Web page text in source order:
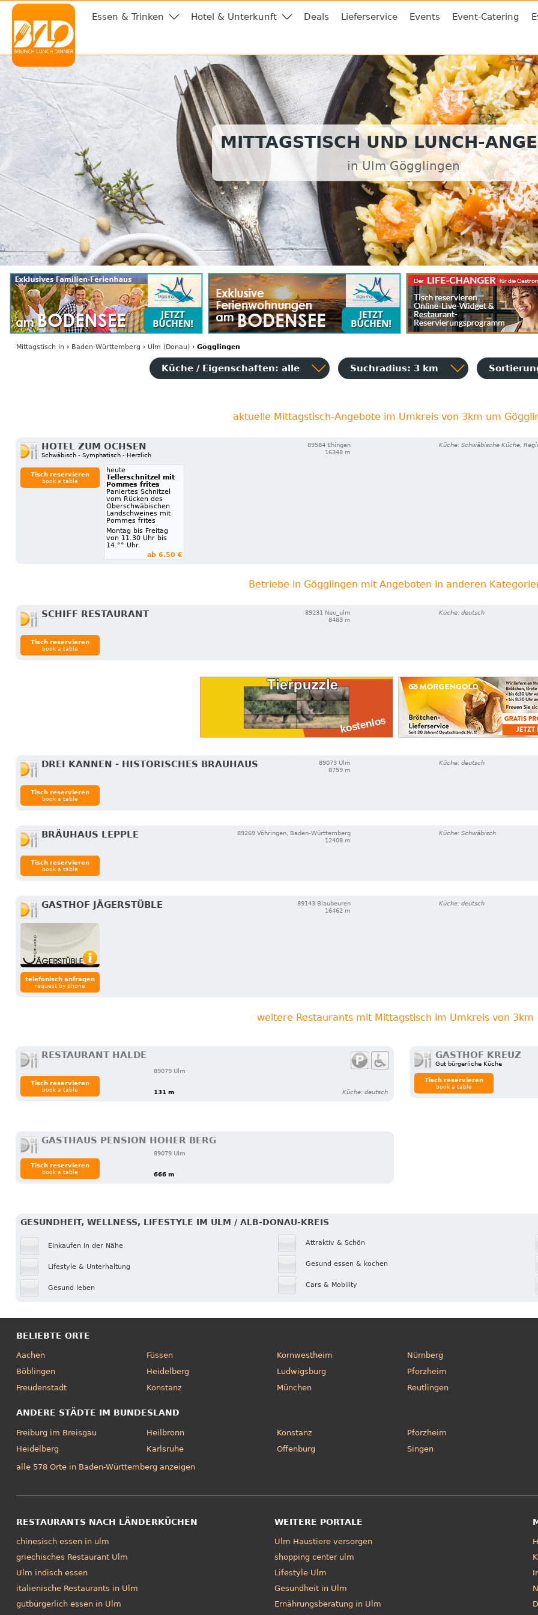
Essen & Trinken Hotel & Unterkunft Deals Lieferservice Events Event-Catering
MITTAGSTISCH UND LUNCH-
in Ulm Gögglingen
Mittagstisch in › Baden-Württemberg › Ulm (Donau)› Gögglingen
Küche / Eigenschaften: alle Suchradius: 3 km
aktuelle Mittagstisch-Angebote im Umkreis von 3km um
HOTEL ZUM OCHSEN
Schwäbisch - Symphatisch - Herzlich
89584 Ehingen
16348 m
Küche: Schwäbische Küche,
Tisch reservieren
book a table
heute
Tellerschnitzel mit
Pommes frites
Paniertes Schnitzel
vom Rücken des
Oberschwäbischen
Landschweines mit
Pommes frites
Montag bis Freitag
von 11.30 Uhr bis
14.°° Uhr.
ab 6.50 €
Betriebe in Gögglingen mit Angeboten in anderen
SCHIFF RESTAURANT
89231 Neu_ulm
8483 m
Küche: deutsch
Tisch reservieren
book a table
DREI KANNEN - HISTORISCHES BRAUHAUS
89073 Ulm
8759 m
Küche: deutsch
Tisch reservieren
book a table
BRÄUHAUS LEPPLE
89269 Vöhringen, Baden-Württemberg
12408 m
Küche: Schwäbisch
Tisch reservieren
book a table
GASTHOF JÄGERSTÜBLE
89143 Blaubeuren
16462 m
Küche: deutsch
telefonisch anfragen
request by phone
weitere Restaurants mit Mittagstisch im Umkreis von 3km
RESTAURANT HALDE
89079 Ulm
131 m Küche: deutsch
Tisch reservieren
book a table
GASTHOF KREUZ
Gut bürgerliche Küche
Tisch reservieren
book a table
GASTHAUS PENSION HOHER BERG
89079 Ulm
666 m
Tisch reservieren
book a table
GESUNDHEIT, WELLNESS, LIFESTYLE IM ULM / ALB-DONAU-KREIS
Einkaufen in der Nähe
Lifestyle & Unterhaltung
Gesund leben
Attraktiv & Schön
Gesund essen & kochen
Cars & Mobility
BELIEBTE ORTE
Aachen
Böblingen
Freudenstadt
Füssen
Heidelberg
Konstanz
Kornwestheim
Ludwigsburg
München
Nürnberg
Pforzheim
Reutlingen
ANDERE STÄDTE IM BUNDESLAND
Freiburg im Breisgau
Heidelberg
Heilbronn
Karlsruhe
Konstanz
Offenburg
Pforzheim
Singen
alle 578 Orte in Baden-Württemberg anzeigen
RESTAURANTS NACH LÄNDERKÜCHEN
chinesisch essen in ulm
griechisches Restaurant Ulm
Ulm indisch essen
italienische Restaurants in Ulm
gutbürgerlich essen in Ulm
WEITERE PORTALE
Ulm Haustiere versorgen
shopping center ulm
Lifestyle Ulm
Gesundheit in Ulm
Ernährungsberatung in Ulm